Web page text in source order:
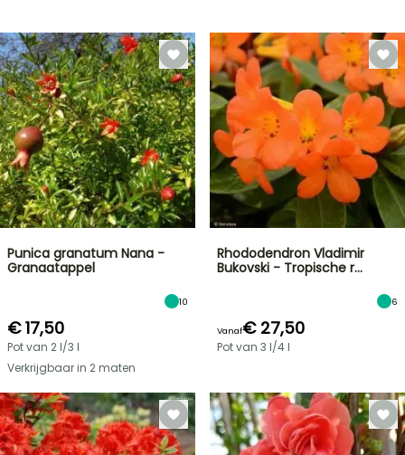
Punica granatum Nana -
Granaatappel
10
€ 17,50
Pot van 2 l/3 l
Verkrijgbaar in 2 maten
Rhododendron Vladimir
Bukovski - Tropische r…
6
Vanaf€ 27,50
Pot van 3 l/4 l